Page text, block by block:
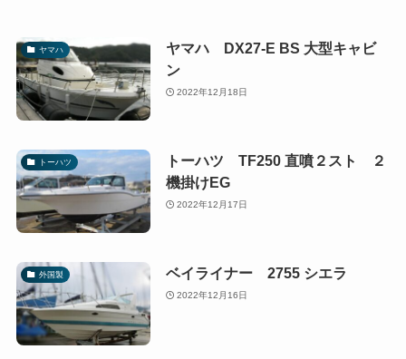
ヤマハ
ヤマハ DX27-E BS 大型キャビ
ン
2022年12月18日
トーハツ
トーハツ TF250 直噴２スト ２
機掛けEG
2022年12月17日
外国製 ベイライナー 2755 シエラ
2022年12月16日